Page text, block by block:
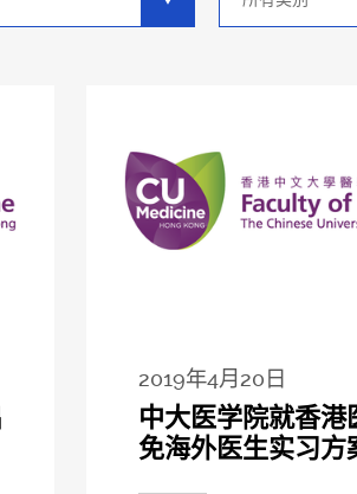
分
2019年4月20日
中大医学院就香港
免海外医生实习方